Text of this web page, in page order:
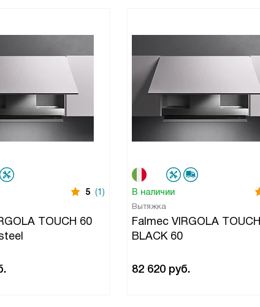
5 (1)
TOUCH 60
В наличии
Вытяжка
Falmec VIRGOLA TOUCH
BLACK 60
82 620 руб.